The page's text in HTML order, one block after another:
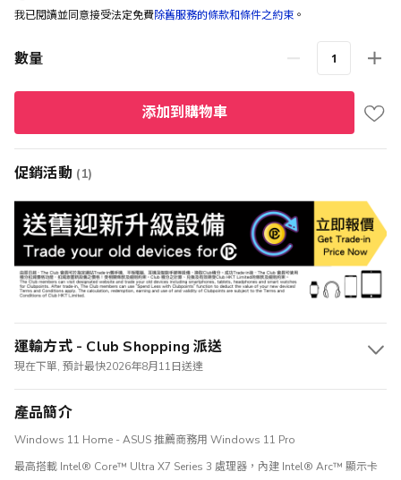
我已閱讀並同意接受法定免費除舊服務的條款和條件之約束 。
數量
添加到購物車
促銷活動 (1)
運輸方式 - Club Shopping 派送
現在下單, 預計最快2026年8月11日送達
產品簡介
Windows 11 Home - ASUS 推薦商務用 Windows 11 Pro
最高搭載 Intel® Core™ Ultra X7 Series 3 處理器，內建 Intel® Arc™ 顯示卡